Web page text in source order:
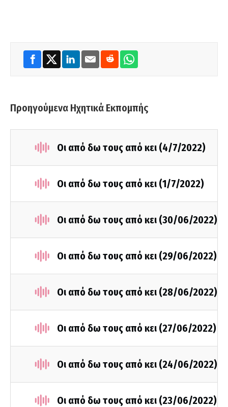
Προηγούμενα Ηχητικά Εκπομπής
Οι από δω τους από κει (4/7/2022)
Οι από δω τους από κει (1/7/2022)
Οι από δω τους από κει (30/06/2022)
Οι από δω τους από κει (29/06/2022)
Οι από δω τους από κει (28/06/2022)
Οι από δω τους από κει (27/06/2022)
Οι από δω τους από κει (24/06/2022)
Οι από δω τους από κει (23/06/2022)